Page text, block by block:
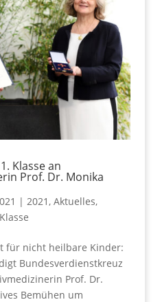
Klasse an
Prof. Dr. Monika
| 2021 , Aktuelles,
für nicht heilbare Kinder:
Bundesverdienstkreuz
Prof. Dr.
Bemühen um